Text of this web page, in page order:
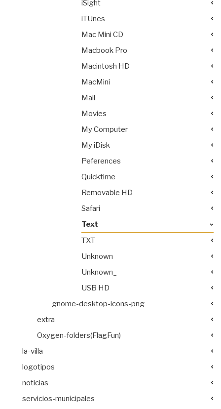
iSight
iTUnes
Mac Mini CD
Macbook Pro
Macintosh HD
MacMini
Mail
Movies
My Computer
My iDisk
Peferences
Quicktime
Removable HD
Safari
Text
TXT
Unknown
Unknown_
USB HD
gnome-desktop-icons-png
extra
Oxygen-folders(FlagFun)
la-villa
logotipos
noticias
servicios-municipales